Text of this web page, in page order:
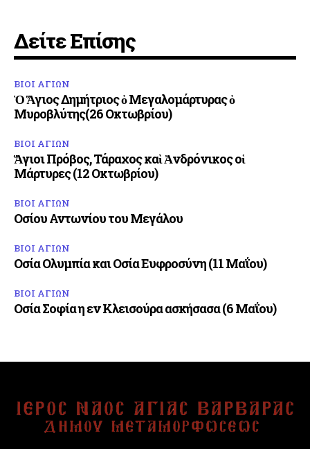
Δείτε Επίσης
ΒΙΟΙ ΑΓΙΩΝ
Ὁ Ἅγιος Δημήτριος ὁ Μεγαλομάρτυρας ὁ
Μυροβλύτης(26 Οκτωβρίου)
ΒΙΟΙ ΑΓΙΩΝ
Ἅγιοι Πρόβος, Τάραχος καὶ Ἀνδρόνικος οἱ
Μάρτυρες (12 Οκτωβρίου)
ΒΙΟΙ ΑΓΙΩΝ
Οσίου Αντωνίου του Μεγάλου
ΒΙΟΙ ΑΓΙΩΝ
Οσία Ολυμπία και Οσία Ευφροσύνη (11 Μαΐου)
ΒΙΟΙ ΑΓΙΩΝ
Οσία Σοφία η εν Κλεισούρα ασκήσασα (6 Μαΐου)